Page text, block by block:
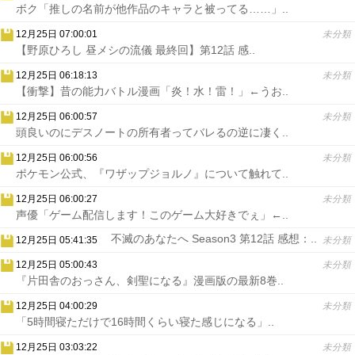
ボク「推しの名前が他作品のキャラと被ってる……」..
12月25日 07:00:01 未分類
【野原ひろし 昼メシの流儀 最終回】第12話 感..
12月25日 06:18:13 未分類
【衝撃】昔の能力バトル漫画「炎！水！雷！」←うお..
12月25日 06:00:57 未分類
頭良いのにデスノートの所有者ってバレるの逆に凄く..
12月25日 06:00:56 未分類
ポケモン公式、『ワザップジョルノ』について触れて..
12月25日 06:00:27 未分類
声優「ゲーム配信します！このゲーム大好きでぇ」←..
12月25日 05:41:35 未分類
不滅のあなたへ Season3 第12話 感想：..
12月25日 05:00:43 未分類
『片田舎のおっさん、剣聖になる』漫画版の最新8巻..
12月25日 04:00:29 未分類
「5時間寝ただけで16時間くらい寝た感じになる」..
12月25日 03:03:22 未分類